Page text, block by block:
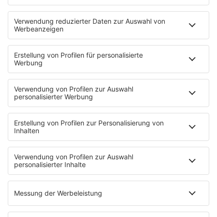
entsteht
Die IHK Reutlingen baut ein neues Netzwerk für
humanoide Robotik in der Region auf. Ziel ist es,
Unternehmen, Forschung und Start-ups enger zu
verbinden und Innovationen sichtbarer zu machen. …